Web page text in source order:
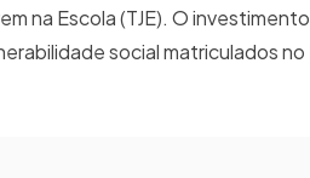
na Escola (TJE). O
social matriculados